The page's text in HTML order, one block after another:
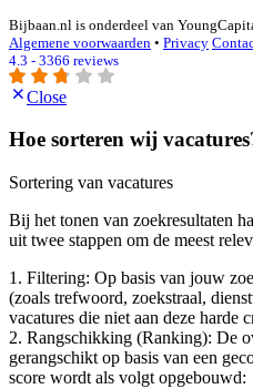
Bijbaan.nl is onderdeel van
Algemene voorwaarden • Privacy
4.3 - 3366 reviews
Close
Hoe sorteren wij
Sortering van vacatures
Bij het tonen van zoekresultaten
uit twee stappen om de meest
1. Filtering: Op basis van jouw
(zoals trefwoord, zoekstraal,
vacatures die niet aan deze harde
2. Rangschikking (Ranking): De
gerangschikt op basis van een
score wordt als volgt opgebouwd: